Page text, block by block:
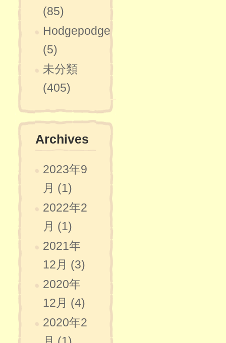
(85)
Hodgepodge
(5)
未分類
(405)
Archives
2023年9
月 (1)
2022年2
月 (1)
2021年
12月 (3)
2020年
12月 (4)
2020年2